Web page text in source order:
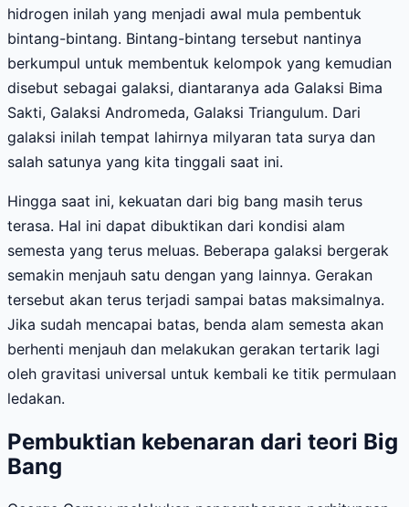
hidrogen inilah yang menjadi awal mula pembentuk
bintang-bintang. Bintang-bintang tersebut nantinya
berkumpul untuk membentuk kelompok yang kemudian
disebut sebagai galaksi, diantaranya ada Galaksi Bima
Sakti, Galaksi Andromeda, Galaksi Triangulum. Dari
galaksi inilah tempat lahirnya milyaran tata surya dan
salah satunya yang kita tinggali saat ini.
Hingga saat ini, kekuatan dari big bang masih terus
terasa. Hal ini dapat dibuktikan dari kondisi alam
semesta yang terus meluas. Beberapa galaksi bergerak
semakin menjauh satu dengan yang lainnya. Gerakan
tersebut akan terus terjadi sampai batas maksimalnya.
Jika sudah mencapai batas, benda alam semesta akan
berhenti menjauh dan melakukan gerakan tertarik lagi
oleh gravitasi universal untuk kembali ke titik permulaan
ledakan.
Pembuktian kebenaran dari teori Big
Bang